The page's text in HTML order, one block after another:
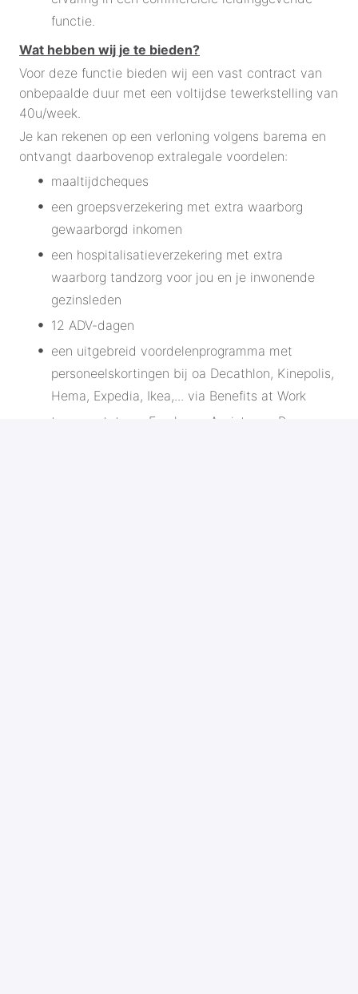
functie.
Wat hebben wij je te bieden?
Voor deze functie bieden wij een vast contract van
onbepaalde duur met een voltijdse tewerkstelling van
40u/week.
Je kan rekenen op een verloning volgens barema en
ontvangt daarbovenop extralegale voordelen:
maaltijdcheques
een groepsverzekering met extra waarborg
gewaarborgd inkomen
een hospitalisatieverzekering met extra
waarborg tandzorg voor jou en je inwonende
gezinsleden
12 ADV-dagen
een uitgebreid voordelenprogramma met
personeelskortingen bij oa Decathlon, Kinepolis,
Hema, Expedia, Ikea,... via Benefits at Work
toegang tot ons Employee Assistance Program